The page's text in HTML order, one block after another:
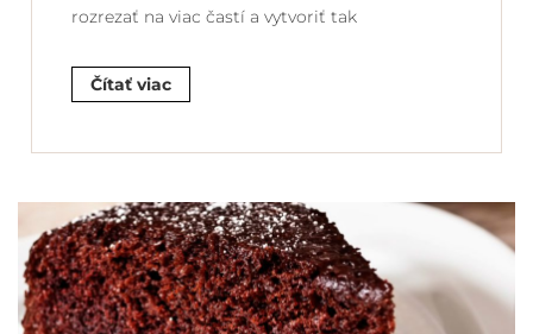
rozrezať na viac častí a vytvoriť tak
Čítať viac